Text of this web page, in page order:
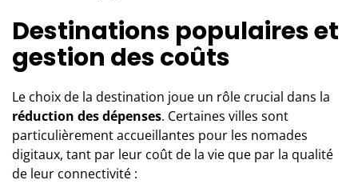
Destinations populaires et
gestion des coûts
Le choix de la destination joue un rôle crucial dans la
réduction des dépenses. Certaines villes sont
particulièrement accueillantes pour les nomades
digitaux, tant par leur coût de la vie que par la qualité
de leur connectivité :